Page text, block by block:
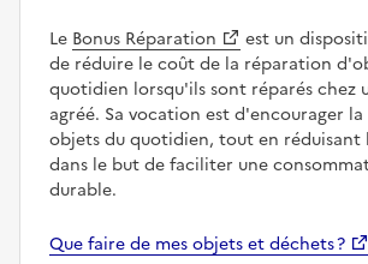
Le Bonus Réparation
est un
de réduire le coût de la réparation
quotidien lorsqu'ils sont réparés chez
agréé. Sa vocation est d'encourager
objets du quotidien, tout en réduisant
dans le but de faciliter une
durable.
Que faire de mes objets et déchets ?